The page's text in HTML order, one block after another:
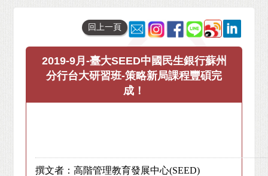
回上一頁
2019-9月-臺大SEED中國民生銀行蘇州
分行台大研習班-策略新局課程豐碩完
成！
撰文者：高階管理教育發展中心(SEED)